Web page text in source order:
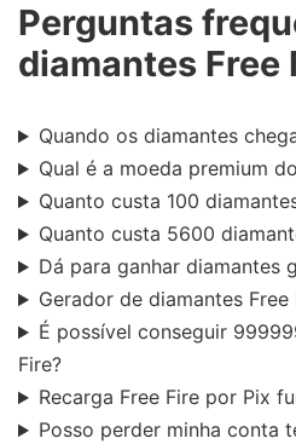
Perguntas
diamantes Free
Quando os diamantes
Qual é a moeda premium
Quanto custa 100
Quanto custa 5600
Dá para ganhar diamantes
Gerador de diamantes Free
É possível conseguir
Fire?
Recarga Free Fire por Pix
Posso perder minha conta